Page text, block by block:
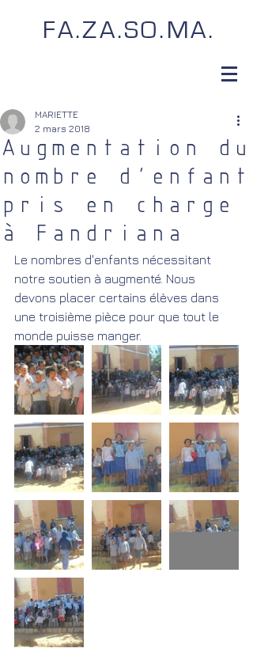
FA.ZA.SO.MA.
Augmentation du
nombre d'enfant
pris en charge
à Fandriana
MARIETTE
2 mars 2018
Le nombres d'enfants nécessitant
notre soutien à augmenté. Nous
devons placer certains élèves dans
une troisième pièce pour que tout le
monde puisse manger.